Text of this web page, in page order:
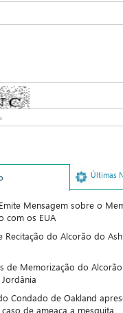
Últimas
Mensagem sobre o
com os EUA
Recitação do Alcorão do
de Memorização do
Condado de Oakland
de ameaça a mesquita